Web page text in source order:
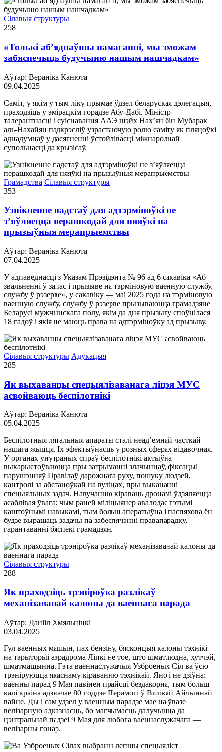
Сілавыя структуры
258
«Толькі аб’яднаўшы намаганні, мы зможам
забяспечыць будучыню нашым нашчадкам»
Аўтар: Вераніка Канюта
09.04.2025
Саміт, у якім у тым ліку прымае ўдзел беларуская дэлегацыя,
праходзіць у эмірацкім горадзе Абу-Дабі. Міністр
талерантнасці і суіснавання ААЭ шэйх Нах’ян бін Мубарак
аль-Нахайян падкрэсліў узрастаючую ролю саміту як пляцоўкі
аднадумцаў у дасягненні ўстойлівасці міжнароднай
супольнасці да крызісаў.
Грамадства Сілавыя структуры
353
Узнікненне падстаў для адтэрміноўкі не
з’яўляецца перашкодай для няяўкі на
прызыўныя мерапрыемствы
Аўтар: Вераніка Канюта
07.04.2025
У адпаведнасці з Указам Прэзідэнта № 96 ад 6 сакавіка «Аб
звальненні ў запас і прызыве на тэрміновую ваенную службу,
службу ў рэзерве», у сакавіку — маі 2025 года на тэрміновую
ваенную службу, службу ў рэзерве прызываюцца грамадзяне
Беларусі мужчынскага полу, якім да дня прызыву споўнілася
18 гадоў і якія не маюць права на адтэрміноўку ад прызыву.
Сілавыя структуры Адукацыя
285
Як выхаванцы спецыялізаванага ліцэя МУС
асвойваюць беспілотнікі
Аўтар: Вераніка Канюта
05.04.2025
Беспілотныя лятальныя апараты сталі неад’емнай часткай
нашага жыцця. Іх эфектыўнасць у розных сферах відавочная.
У органах унутраных спраў беспілотнікі актыўна
выкарыстоўваюцца пры затрыманні злачынцаў, фіксацыі
парушэнняў Правілаў дарожнага руху, пошуку людзей,
кантролі за абстаноўкай на вуліцах, пры выкананні
спецыяльных задач. Навучанню кіраваць дронамі ўдзяляецца
асаблівая ўвага: чым раней міліцыянер авалодае гэтымі
каштоўнымі навыкамі, тым больш аператыўна і паспяхова ён
будзе вырашаць задачы па забеспячэнні правапарадку,
гарантаванні бяспекі грамадзян.
Сілавыя структуры
288
Як праходзiць трэнiроўка разлiкаў
механiзаванай калоны да ваеннага парада
Аўтар: Данііл Хмяльніцкі
03.04.2025
Гул ваенных машын, пах бензiну, бясконцыя калоны тэхнiкi —
на тэрыторыi аэрадрома Лiпкi не тое, што шматлюдна, хутчэй,
шматмашынна. Гэта ваеннаслужачыя Узброеных Сiл ва ўсю
трэнiруюцца якаснаму кiраванню тэхнiкай. Яно i не дзiўна:
ваенны парад 9 Мая павiнен прайсцi бездакорна, тым больш
калi краiна адзначае 80-годдзе Перамогi ў Вялiкай Айчыннай
вайне. Ды i сам удзел у ваенным парадзе мае на ўвазе
велiзарную адказнасць, бо магчымасць далучыцца да
цэнтральнай падзеi 9 Мая для любога ваеннаслужачага —
велiзарны гонар.